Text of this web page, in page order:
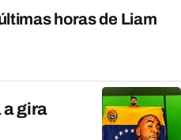
horas de Liam
gira